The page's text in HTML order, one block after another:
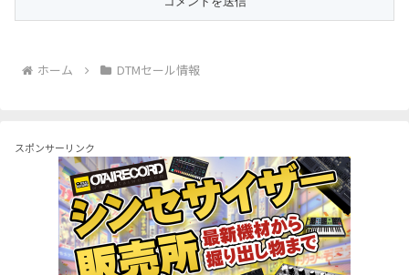
ホーム DTMセール情報
スポンサーリンク